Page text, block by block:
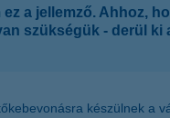
a jellemző. Ahhoz,
szükségük - derül ki
készülnek a